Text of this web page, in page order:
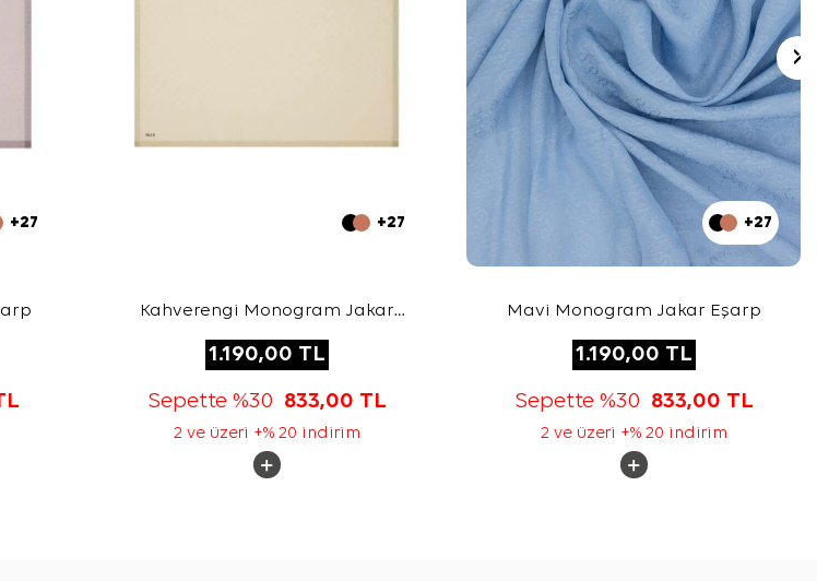
+27 +27
Kahverengi Monogram Jakar
Eşarp
1.190,00 TL
Sepette %30 833,00 TL
2 ve üzeri +% 20 indirim
+27
Mavi Monogram Jakar Eşarp
1.190,00 TL
Sepette %30 833,00 TL
2 ve üzeri +% 20 indirim